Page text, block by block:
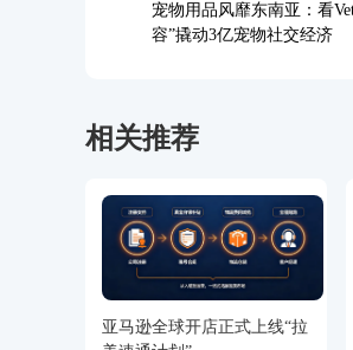
宠物用品风靡东南亚：看
容”撬动3亿宠物社交经济
相关推荐
亚马逊全球开店正式上线“拉